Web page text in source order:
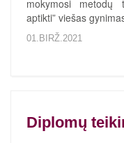
mokymosi metodų
aptikti” viešas
01.BIRŽ.2021
Diplomų